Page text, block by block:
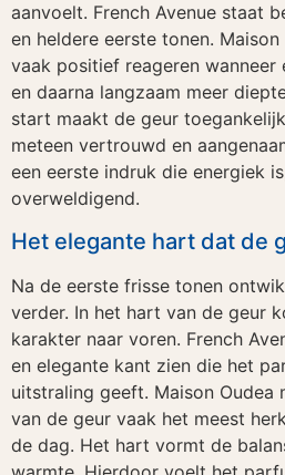
aanvoelt. French Avenue staat
en heldere eerste tonen.
vaak positief reageren
en daarna langzaam meer
start maakt de geur
meteen vertrouwd en
een eerste indruk die energiek
overweldigend.
Het elegante hart dat de
Na de eerste frisse tonen
verder. In het hart van de geur
karakter naar voren. French
en elegante kant zien die het
uitstraling geeft. Maison
van de geur vaak het meest
de dag. Het hart vormt de